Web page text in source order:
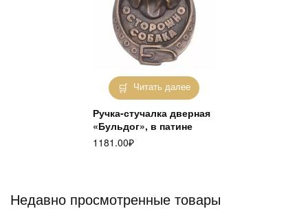
Читать далее
Ручка-стучалка дверная
«Бульдог», в патине
1181.00₽
Недавно просмотренные товары